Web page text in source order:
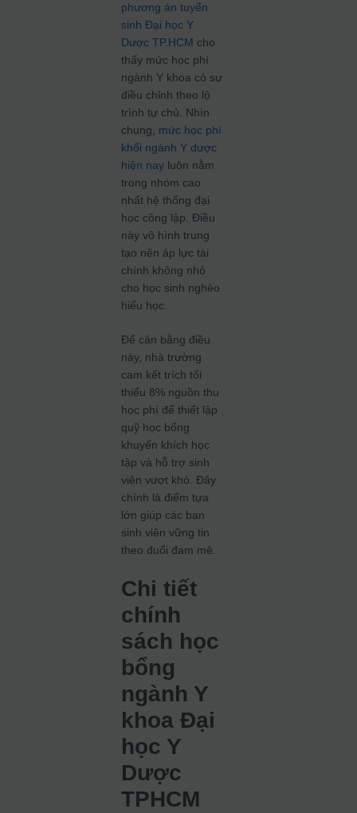
phương án tuyển
sinh Đại học Y
Dược TP.HCM cho
thấy mức học phí
ngành Y khoa có sự
điều chỉnh theo lộ
trình tự chủ. Nhìn
chung, mức học phí
khối ngành Y dược
hiện nay luôn nằm
trong nhóm cao
nhất hệ thống đại
học công lập. Điều
này vô hình trung
tạo nên áp lực tài
chính không nhỏ
cho học sinh nghèo
hiếu học.
Để cân bằng điều
này, nhà trường
cam kết trích tối
thiểu 8% nguồn thu
học phí để thiết lập
quỹ học bổng
khuyến khích học
tập và hỗ trợ sinh
viên vượt khó. Đây
chính là điểm tựa
lớn giúp các bạn
sinh viên vững tin
theo đuổi đam mê.
Chi tiết
chính
sách học
bổng
ngành Y
khoa Đại
học Y
Dược
TPHCM